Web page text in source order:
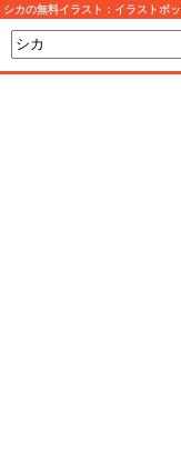
シカの無料イラスト：イラストボ